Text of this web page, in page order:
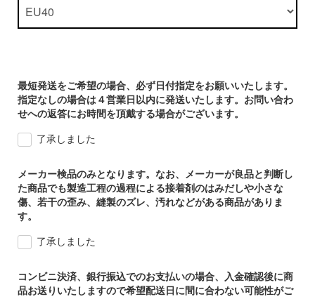
最短発送をご希望の場合、必ず日付指定をお願いいたします。
指定なしの場合は４営業日以内に発送いたします。お問い合わ
せへの返答にお時間を頂戴する場合がございます。
了承しました
メーカー検品のみとなります。なお、メーカーが良品と判断し
た商品でも製造工程の過程による接着剤のはみだしや小さな
傷、若干の歪み、縫製のズレ、汚れなどがある商品がありま
す。
了承しました
コンビニ決済、銀行振込でのお支払いの場合、入金確認後に商
品お送りいたしますので希望配送日に間に合わない可能性がご